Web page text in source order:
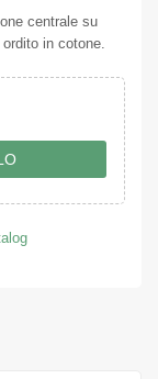
centrale su
in cotone.